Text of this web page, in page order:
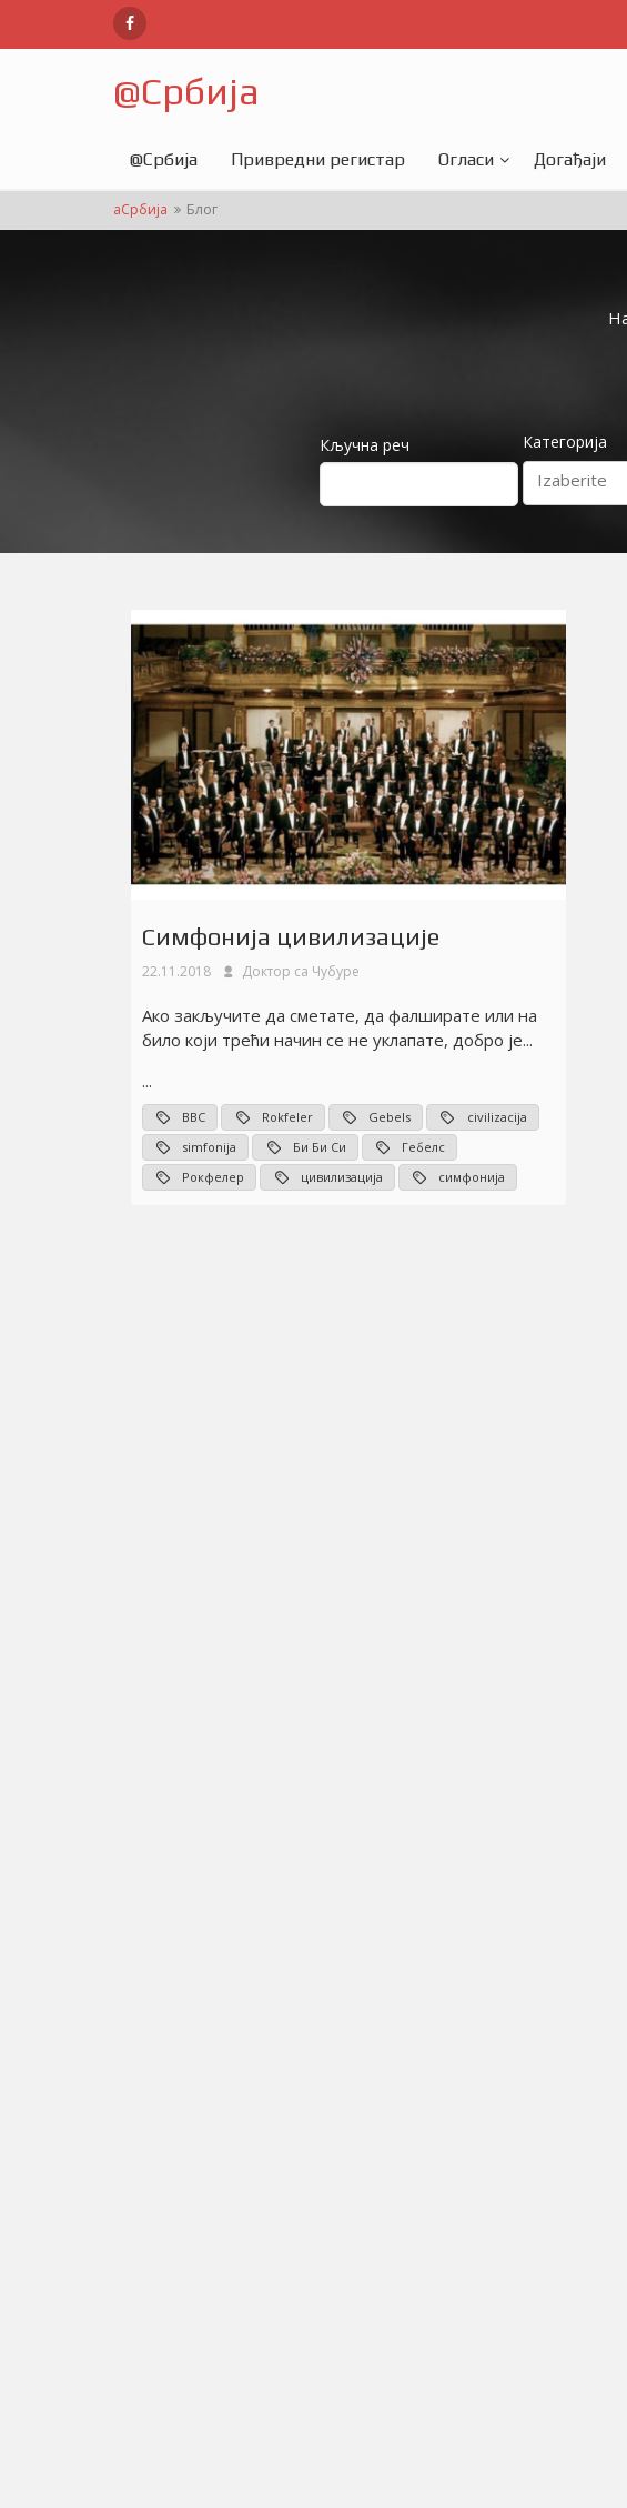
@Србија
@Србија Привредни регистар Огласи Догађаји
аСрбија Блог
Кључна реч Категорија
Симфонија цивилизације
22.11.2018 Доктор са Чубуре
Ако закључите да сметате, да фалширате или на
било који трећи начин се не уклапате, добро је...
...
BBC Rokfeler Gebels
civilizacija
simfonija
Би Би Си
Гебелс
Рокфелер
цивилизација симфонија